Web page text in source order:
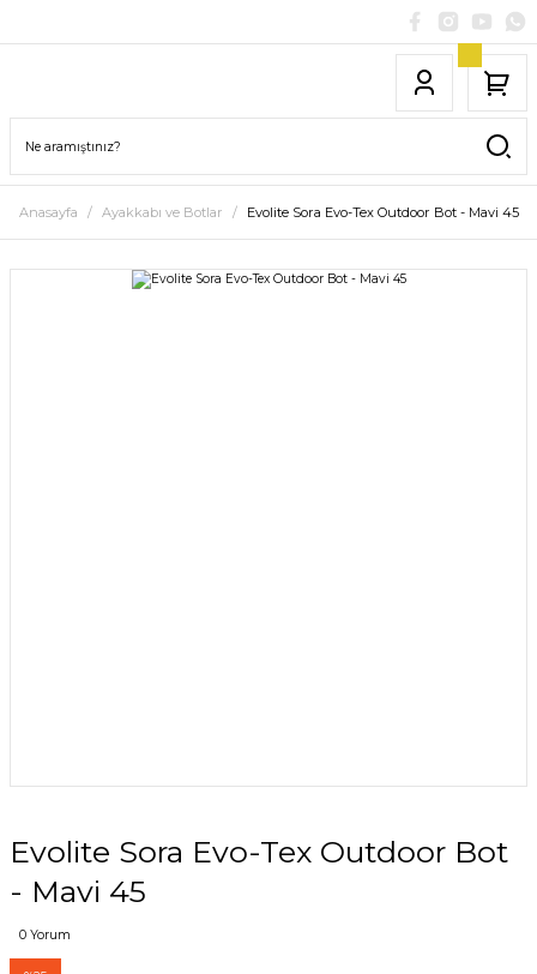
Anasayfa Ayakkabı ve Botlar Evolite Sora Evo-Tex Outdoor Bot - Mavi 45
Evolite Sora Evo-Tex Outdoor Bot
- Mavi 45
0 Yorum